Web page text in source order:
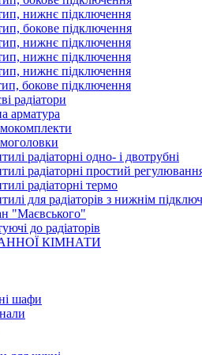
нижнє підключення
бокове підключення
нижнє підключення
нижнє підключення
нижнє підключення
бокове підключення
радіатори
арматура
радіаторні одно- і двотрубні
радіаторні простий
радіаторні термо
для радіаторів з нижнім
"Маєвського"
до радіаторів
КІМНАТИ
шафи